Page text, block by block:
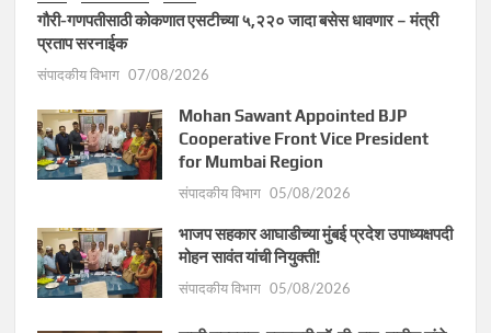
गौरी-गणपतीसाठी कोकणात एसटीच्या ५,२२० जादा बसेस धावणार – मंत्री
प्रताप सरनाईक
संपादकीय विभाग 07/08/2026
Mohan Sawant Appointed BJP
Cooperative Front Vice President
for Mumbai Region
संपादकीय विभाग 05/08/2026
भाजप सहकार आघाडीच्या मुंबई प्रदेश उपाध्यक्षपदी
मोहन सावंत यांची नियुक्ती!
संपादकीय विभाग 05/08/2026